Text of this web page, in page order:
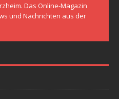
Das Online-Magazin
und Nachrichten aus der